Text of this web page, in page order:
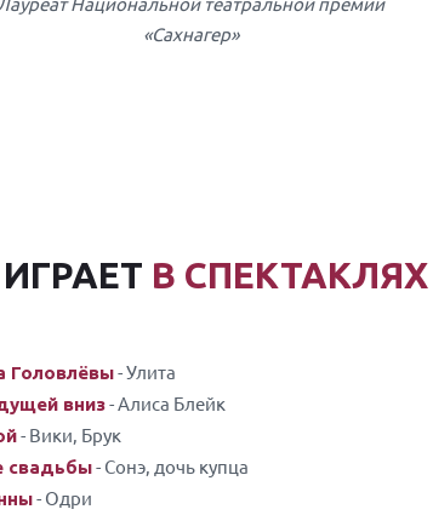
«Сахнагер»
ИГРАЕТ В СПЕКТАКЛЯХ
Головлёвы- Улита
вниз- Алиса Блейк
- Вики, Брук
свадьбы- Сонэ, дочь купца
- Одри